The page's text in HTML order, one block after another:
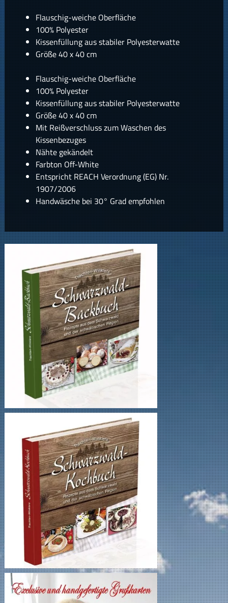
Flauschig-weiche Oberfläche
100% Polyester
Kissenfüllung aus stabiler Polyesterwatte
Größe 40 x 40 cm
Flauschig-weiche Oberfläche
100% Polyester
Kissenfüllung aus stabiler Polyesterwatte
Größe 40 x 40 cm
Mit Reißverschluss zum Waschen des
Kissenbezuges
Nähte gekändelt
Farbton Off-White
Entspricht REACH Verordnung (EG) Nr.
1907/2006
Handwäsche bei 30° Grad empfohlen